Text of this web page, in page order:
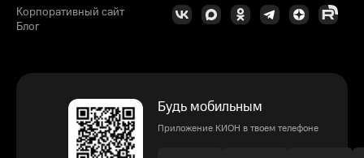
Корпоративный сайт
Блог
Будь мобильным
Приложение КИОН в твоем телефоне